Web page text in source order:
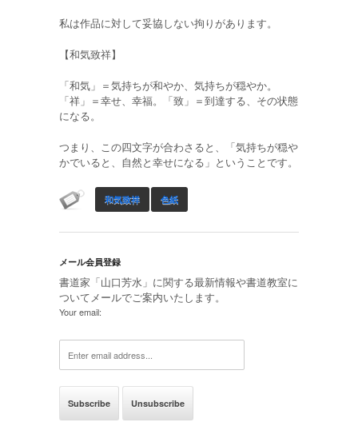
私は作品に対して妥協しない拘りがあります。
【和気致祥】
「和気」＝気持ちが和やか、気持ちが穏やか。
「祥」＝幸せ、幸福。「致」＝到達する、その状態
になる。
つまり、この四文字が合わさると、「気持ちが穏や
かでいると、自然と幸せになる」ということです。
和気致祥 色紙
メール会員登録
書道家「山口芳水」に関する最新情報や書道教室に
ついてメールでご案内いたします。
Your email: